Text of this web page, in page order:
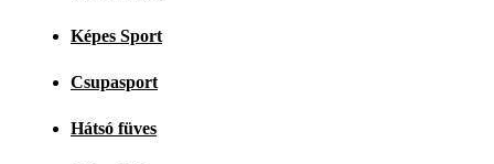
Képes Sport
Csupasport
Hátsó füves